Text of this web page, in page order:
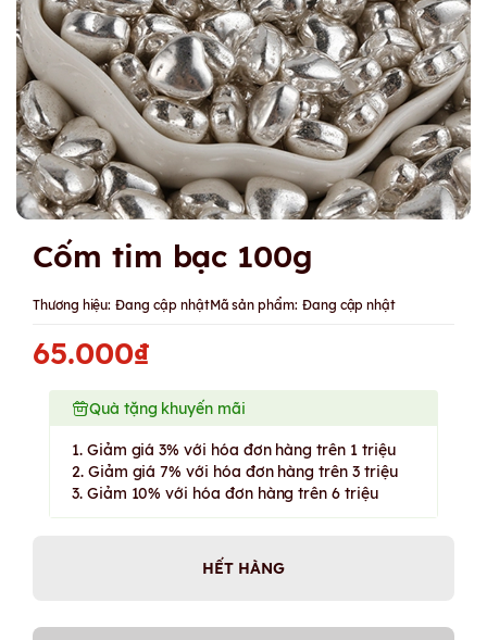
Cốm tim bạc 100g
Thương hiệu: Đang cập nhậtMã sản phẩm: Đang cập nhật
65.000₫
Quà tặng khuyến mãi
1. Giảm giá 3% với hóa đơn hàng trên 1 triệu
2. Giảm giá 7% với hóa đơn hàng trên 3 triệu
3. Giảm 10% với hóa đơn hàng trên 6 triệu
HẾT HÀNG